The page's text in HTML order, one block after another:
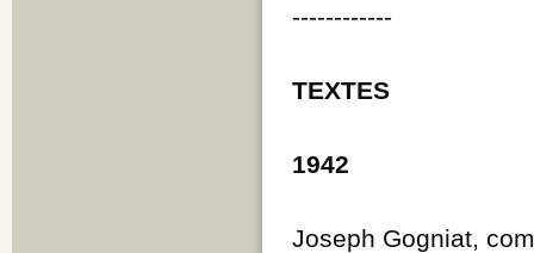
------------
TEXTES
1942
Joseph Gogniat,